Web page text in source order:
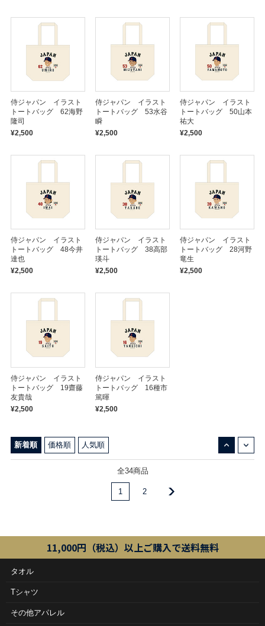
侍ジャパン イラスト
トートバッグ 62海野
隆司
¥2,500
侍ジャパン イラスト
トートバッグ 53水谷
瞬
¥2,500
侍ジャパン イラスト
トートバッグ 50山本
祐大
¥2,500
侍ジャパン イラスト
トートバッグ 48今井
達也
¥2,500
侍ジャパン イラスト
トートバッグ 38高部
瑛斗
¥2,500
侍ジャパン イラスト
トートバッグ 28河野
竜生
¥2,500
侍ジャパン イラスト
トートバッグ 19齋藤
友貴哉
¥2,500
侍ジャパン イラスト
トートバッグ 16種市
篤暉
¥2,500
新着順 価格順 人気順
全34商品
1 2
11,000円（税込）以上ご購入で送料無料
タオル
Tシャツ
その他アパレル